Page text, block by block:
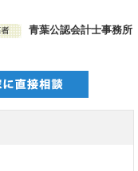
青葉公認会計士事務所